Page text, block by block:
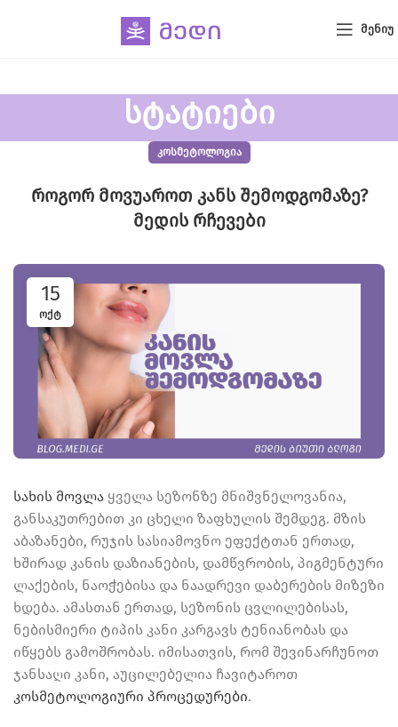
ᲛᲔᲜᲘᲣ
სტატიები
ᲙᲝᲡᲛᲔᲢᲝᲚᲝᲒᲘᲐ
როგორ მოვუაროთ კანს შემოდგომაზე?
მედის რჩევები
15
ᲝᲥᲢ
სახის მოვლა ყველა სეზონზე მნიშვნელოვანია,
განსაკუთრებით კი ცხელი ზაფხულის შემდეგ. მზის
აბაზანები, რუჯის სასიამოვნო ეფექტთან ერთად,
ხშირად კანის დაზიანების, დამწვრობის, პიგმენტური
ლაქების, ნაოჭებისა და ნაადრევი დაბერების მიზეზი
ხდება. ამასთან ერთად, სეზონის ცვლილებისას,
ნებისმიერი ტიპის კანი კარგავს ტენიანობას და
იწყებს გამოშრობას. იმისათვის, რომ შევინარჩუნოთ
ჯანსაღი კანი, აუცილებელია ჩავიტაროთ
კოსმეტოლოგიური პროცედურები.